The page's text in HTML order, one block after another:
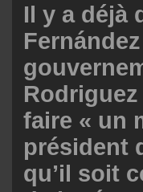
Il y a déjà
faire « un
président
qu’il soit